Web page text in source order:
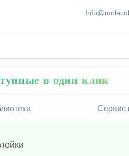
в один клик
Сервис